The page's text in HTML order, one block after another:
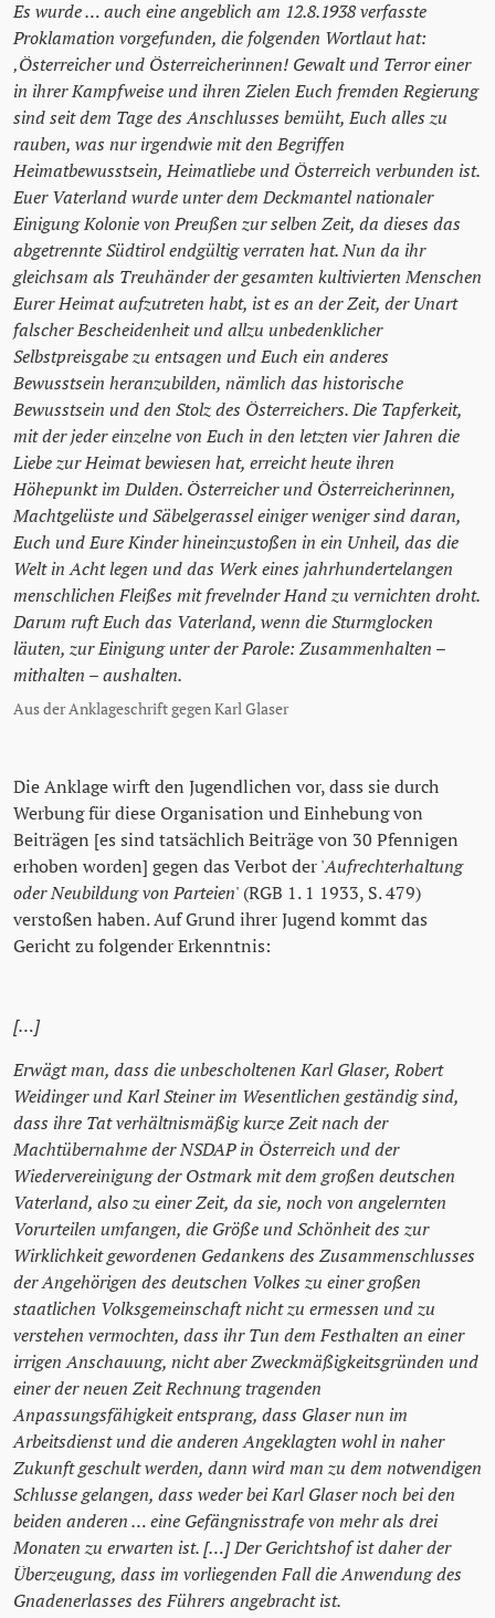
Es wurde … auch eine angeblich am 12.8.1938 verfasste
Proklamation vorgefunden, die folgenden Wortlaut hat:
‚Österreicher und Österreicherinnen! Gewalt und Terror einer
in ihrer Kampfweise und ihren Zielen Euch fremden Regierung
sind seit dem Tage des Anschlusses bemüht, Euch alles zu
rauben, was nur irgendwie mit den Begriffen
Heimatbewusstsein, Heimatliebe und Österreich verbunden ist.
Euer Vaterland wurde unter dem Deckmantel nationaler
Einigung Kolonie von Preußen zur selben Zeit, da dieses das
abgetrennte Südtirol endgültig verraten hat. Nun da ihr
gleichsam als Treuhänder der gesamten kultivierten Menschen
Eurer Heimat aufzutreten habt, ist es an der Zeit, der Unart
falscher Bescheidenheit und allzu unbedenklicher
Selbstpreisgabe zu entsagen und Euch ein anderes
Bewusstsein heranzubilden, nämlich das historische
Bewusstsein und den Stolz des Österreichers. Die Tapferkeit,
mit der jeder einzelne von Euch in den letzten vier Jahren die
Liebe zur Heimat bewiesen hat, erreicht heute ihren
Höhepunkt im Dulden. Österreicher und Österreicherinnen,
Machtgelüste und Säbelgerassel einiger weniger sind daran,
Euch und Eure Kinder hineinzustoßen in ein Unheil, das die
Welt in Acht legen und das Werk eines jahrhundertelangen
menschlichen Fleißes mit frevelnder Hand zu vernichten droht.
Darum ruft Euch das Vaterland, wenn die Sturmglocken
läuten, zur Einigung unter der Parole: Zusammenhalten –
mithalten – aushalten.
Aus der Anklageschrift gegen Karl Glaser
Die Anklage wirft den Jugendlichen vor, dass sie durch
Werbung für diese Organisation und Einhebung von
Beiträgen [es sind tatsächlich Beiträge von 30 Pfennigen
erhoben worden] gegen das Verbot der 'Aufrechterhaltung
oder Neubildung von Parteien' (RGB 1. 1 1933, S. 479)
verstoßen haben. Auf Grund ihrer Jugend kommt das
Gericht zu folgender Erkenntnis:
[…]
Erwägt man, dass die unbescholtenen Karl Glaser, Robert
Weidinger und Karl Steiner im Wesentlichen geständig sind,
dass ihre Tat verhältnismäßig kurze Zeit nach der
Machtübernahme der NSDAP in Österreich und der
Wiedervereinigung der Ostmark mit dem großen deutschen
Vaterland, also zu einer Zeit, da sie, noch von angelernten
Vorurteilen umfangen, die Größe und Schönheit des zur
Wirklichkeit gewordenen Gedankens des Zusammenschlusses
der Angehörigen des deutschen Volkes zu einer großen
staatlichen Volksgemeinschaft nicht zu ermessen und zu
verstehen vermochten, dass ihr Tun dem Festhalten an einer
irrigen Anschauung, nicht aber Zweckmäßigkeitsgründen und
einer der neuen Zeit Rechnung tragenden
Anpassungsfähigkeit entsprang, dass Glaser nun im
Arbeitsdienst und die anderen Angeklagten wohl in naher
Zukunft geschult werden, dann wird man zu dem notwendigen
Schlusse gelangen, dass weder bei Karl Glaser noch bei den
beiden anderen … eine Gefängnisstrafe von mehr als drei
Monaten zu erwarten ist. […] Der Gerichtshof ist daher der
Überzeugung, dass im vorliegenden Fall die Anwendung des
Gnadenerlasses des Führers angebracht ist.